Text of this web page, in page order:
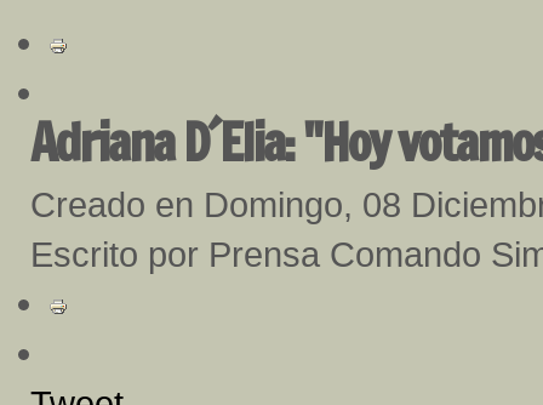
Adriana D´Elia: "Hoy
Creado en Domingo, 08
Escrito por Prensa Comando